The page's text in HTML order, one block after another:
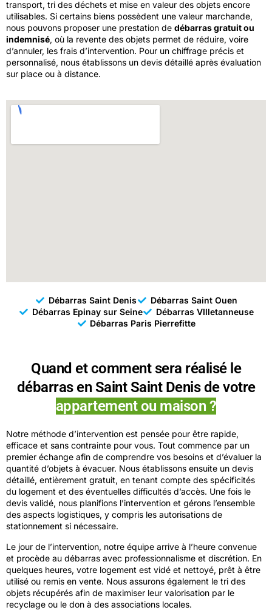
transport, tri des déchets et mise en valeur des objets encore
utilisables. Si certains biens possèdent une valeur marchande,
nous pouvons proposer une prestation de débarras gratuit ou
indemnisé, où la revente des objets permet de réduire, voire
d’annuler, les frais d’intervention. Pour un chiffrage précis et
personnalisé, nous établissons un devis détaillé après évaluation
sur place ou à distance.
Débarras Saint Denis
Débarras Saint Ouen
Débarras Epinay sur Seine
Débarras VIlletanneuse
Débarras Paris Pierrefitte
Quand et comment sera réalisé le
débarras en Saint Saint Denis de votre
appartement ou maison ?
Notre méthode d’intervention est pensée pour être rapide,
efficace et sans contrainte pour vous. Tout commence par un
premier échange afin de comprendre vos besoins et d’évaluer la
quantité d’objets à évacuer. Nous établissons ensuite un devis
détaillé, entièrement gratuit, en tenant compte des spécificités
du logement et des éventuelles difficultés d’accès. Une fois le
devis validé, nous planifions l’intervention et gérons l’ensemble
des aspects logistiques, y compris les autorisations de
stationnement si nécessaire.
Le jour de l’intervention, notre équipe arrive à l’heure convenue
et procède au débarras avec professionnalisme et discrétion. En
quelques heures, votre logement est vidé et nettoyé, prêt à être
utilisé ou remis en vente. Nous assurons également le tri des
objets récupérés afin de maximiser leur valorisation par le
recyclage ou le don à des associations locales.